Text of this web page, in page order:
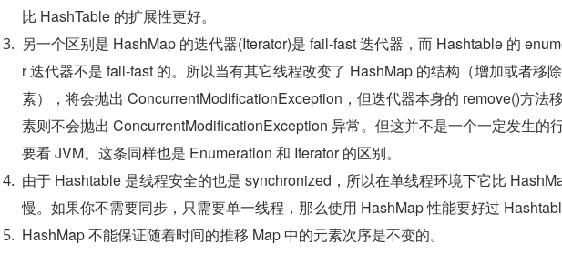
比 HashTable 的扩展性更好。
另一个区别是 HashMap 的迭代器(Iterator)是 fail-fast 迭代器，而 Hashtable 的
r 迭代器不是 fail-fast 的。所以当有其它线程改变了 HashMap 的结构（增加或者移
素），将会抛出 ConcurrentModificationException，但迭代器本身的 remove()方法
素则不会抛出 ConcurrentModificationException 异常。但这并不是一个一定发生的
要看 JVM。这条同样也是 Enumeration 和 Iterator 的区别。
由于 Hashtable 是线程安全的也是 synchronized，所以在单线程环境下它比
慢。如果你不需要同步，只需要单一线程，那么使用 HashMap 性能要好过
HashMap 不能保证随着时间的推移 Map 中的元素次序是不变的。